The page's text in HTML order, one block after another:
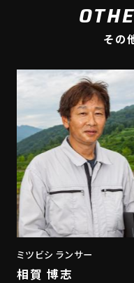
その
ミツビシ ランサー
相賀 博志